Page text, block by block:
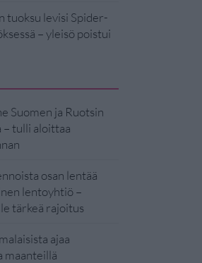
tuoksu levisi Spider-
– yleisö poistui
Suomen ja Ruotsin
– tulli aloittaa
osan lentää
lentoyhtiö –
tärkeä rajoitus
ajaa
maanteillä